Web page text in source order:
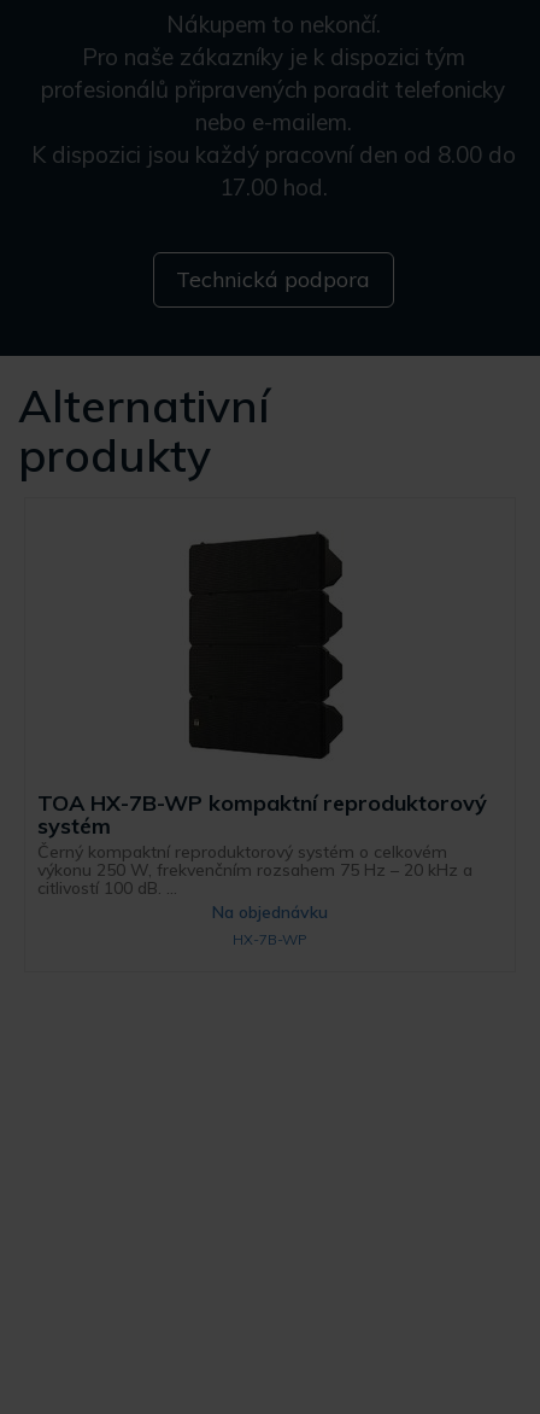
Nákupem to nekončí.
Pro naše zákazníky je k dispozici tým
profesionálů připravených poradit telefonicky
nebo e-mailem.
K dispozici jsou každý pracovní den od 8.00 do
17.00 hod.
Technická podpora
Alternativní
produkty
TOA HX-7B-WP kompaktní reproduktorový
systém
Černý kompaktní reproduktorový systém o celkovém
výkonu 250 W, frekvenčním rozsahem 75 Hz – 20 kHz a
citlivostí 100 dB. ...
Na objednávku
HX-7B-WP